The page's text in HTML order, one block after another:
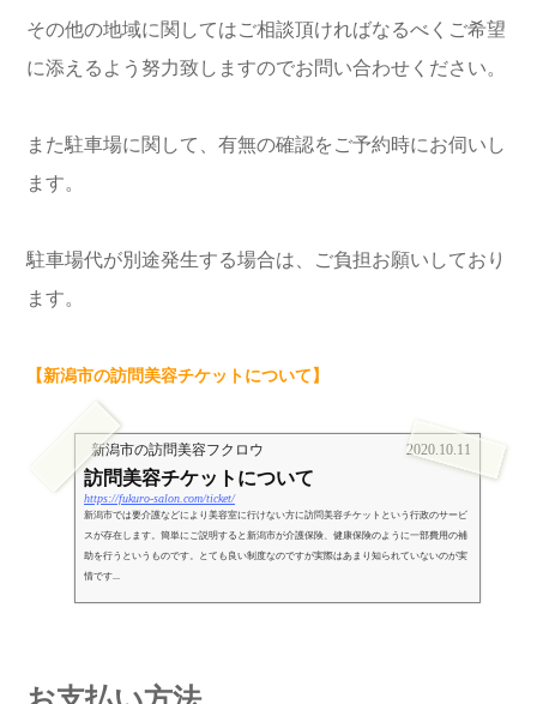
その他の地域に関してはご相談頂ければなるべくご希望
に添えるよう努力致しますのでお問い合わせください。
また駐車場に関して、 有無の確認をご予約時にお伺いし
ます。
駐車場代が別途発生する場合は、ご負担お願いしており
ます。
【新潟市の訪問美容チケットについて】
新潟市の訪問美容フクロウ 2020.10.11
訪問美容チケットについて
https://fukuro-salon.com/ticket/
新潟市では要介護などにより美容室に行けない方に訪問美容チケットという行政のサービ
スが存在します。簡単にご説明すると新潟市が介護保険、健康保険のように一部費用の補
助を行うというものです。とても良い制度なのですが実際はあまり知られていないのが実
情です...